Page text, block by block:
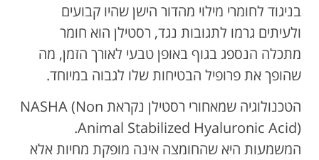
בניגוד לחומרי מילוי מהדור הישן שהיו קבועים
ולעיתים גרמו לתגובות נגד, רסטילן הוא חומר
מתכלה הנספג בגוף באופן טבעי לאורך הזמן, מה
שהופך את פרופיל הבטיחות שלו לגבוה במיוחד.
הטכנולוגיה שמאחורי רסטילן נקראת NASHA (Non
Animal Stabilized Hyaluronic Acid).
המשמעות היא שהחומצה אינה מופקת מחיות אלא